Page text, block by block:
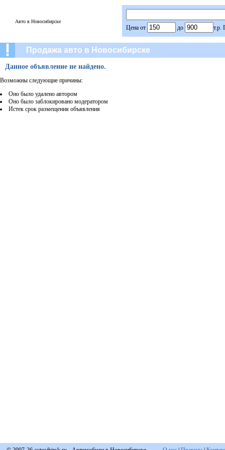
Авто в Новосибирске
Цена от до т.р.
Продажа авто в Новосибирске
Данное объявление не найдено.
Возможны следующие причины:
Оно было удалено автором
Оно было заблокировано модератором
Истек срок размещения объявления